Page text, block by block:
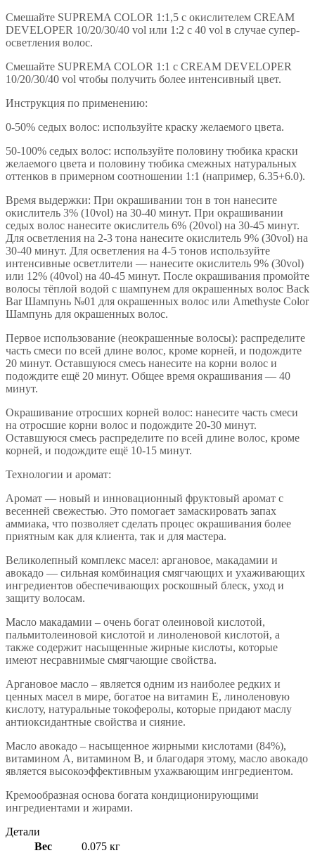
Смешайте SUPREMA COLOR 1:1,5 с окислителем CREAM
DEVELOPER 10/20/30/40 vol или 1:2 с 40 vol в случае супер-
осветления волос.
Смешайте SUPREMA COLOR 1:1 с CREAM DEVELOPER
10/20/30/40 vol чтобы получить более интенсивный цвет.
Инструкция по применению:
0-50% седых волос: используйте краску желаемого цвета.
50-100% седых волос: используйте половину тюбика краски
желаемого цвета и половину тюбика смежных натуральных
оттенков в примерном соотношении 1:1 (например, 6.35+6.0).
Время выдержки: При окрашивании тон в тон нанесите
окислитель 3% (10vol) на 30-40 минут. При окрашивании
седых волос нанесите окислитель 6% (20vol) на 30-45 минут.
Для осветления на 2-3 тона нанесите окислитель 9% (30vol) на
30-40 минут. Для осветления на 4-5 тонов используйте
интенсивные осветлители — нанесите окислитель 9% (30vol)
или 12% (40vol) на 40-45 минут. После окрашивания промойте
волосы тёплой водой с шампунем для окрашенных волос Back
Bar Шампунь №01 для окрашенных волос или Amethyste Color
Шампунь для окрашенных волос.
Первое использование (неокрашенные волосы): распределите
часть смеси по всей длине волос, кроме корней, и подождите
20 минут. Оставшуюся смесь нанесите на корни волос и
подождите ещё 20 минут. Общее время окрашивания — 40
минут.
Окрашивание отросших корней волос: нанесите часть смеси
на отросшие корни волос и подождите 20-30 минут.
Оставшуюся смесь распределите по всей длине волос, кроме
корней, и подождите ещё 10-15 минут.
Технологии и аромат:
Аромат — новый и инновационный фруктовый аромат с
весенней свежестью. Это помогает замаскировать запах
аммиака, что позволяет сделать процес окрашивания более
приятным как для клиента, так и для мастера.
Великолепный комплекс масел: аргановое, макадамии и
авокадо — сильная комбинация смягчающих и ухаживающих
ингредиентов обеспечивающих роскошный блеск, уход и
защиту волосам.
Масло макадамии – очень богат олеиновой кислотой,
пальмитолеиновой кислотой и линоленовой кислотой, а
также содержит насыщенные жирные кислоты, которые
имеют несравнимые смягчающие свойства.
Аргановое масло – является одним из наиболее редких и
ценных масел в мире, богатое на витамин Е, линоленовую
кислоту, натуральные токоферолы, которые придают маслу
антиоксидантные свойства и сияние.
Масло авокадо – насыщенное жирными кислотами (84%),
витамином А, витамином В, и благодаря этому, масло авокадо
является высокоэффективным ухажвающим ингредиентом.
Кремообразная основа богата кондиционирующими
ингредиентами и жирами.
Детали
Вес
0.075 кг